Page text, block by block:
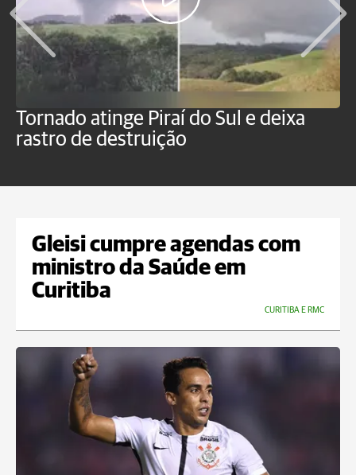
Tornado atinge Piraí do Sul e deixa
rastro de destruição
Gleisi cumpre agendas com
ministro da Saúde em
Curitiba
CURITIBA E RMC